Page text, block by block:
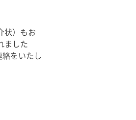
状）もお
ました
をいたし